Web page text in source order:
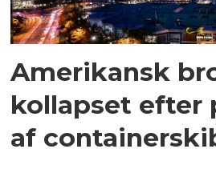
Amerikansk
kollapset efter
af